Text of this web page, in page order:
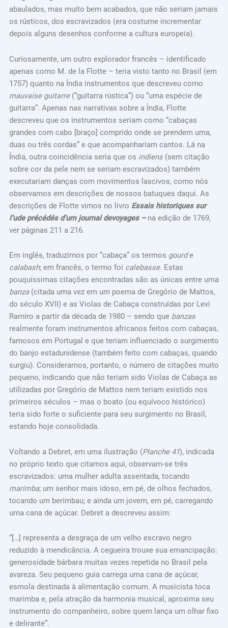
abaulados, mas muito bem acabados, que não seriam jamais
os rústicos, dos escravizados (era costume incrementar
depois alguns desenhos conforme a cultura europeia).
Curiosamente, um outro explorador francês – identificado
apenas como M. de la Flotte – teria visto tanto no Brasil (em
1757) quanto na Índia instrumentos que descreveu como
mauvaise guitarre (“guitarra rústica”) ou “uma espécie de
guitarra”. Apenas nas narrativas sobre a Ìndia, Flotte
descreveu que os instrumentos seriam como “cabaças
grandes com cabo [braço] comprido onde se prendem uma,
duas ou três cordas” e que acompanhariam cantos. Lá na
Índia, outra coincidência seria que os indiens(sem citação
sobre cor da pele nem se seriam escravizados) também
executariam danças com movimentos lascivos, como nós
observamos em descrições de nossos batuques daqui. As
descrições de Flotte vimos no livro Essais historiques sur
l’ude précédés d’um journal devoyages –na edição de 1769,
ver páginas 211 a 216.
Em inglês, traduzimos por “cabaça” os termos gourde
calabash; em francês, o termo foi calebasse. Estas
pouquíssimas citações encontradas são as únicas entre uma
banza(citada uma vez em um poema de Gregório de Mattos,
do século XVII) e as Violas de Cabaça construídas por Levi
Ramiro a partir da década de 1980 – sendo que banzas
realmente foram instrumentos africanos feitos com cabaças,
famosos em Portugal e que teriam influenciado o surgimento
do banjo estadunidense (também feito com cabaças, quando
surgiu). Consideramos, portanto, o número de citações muito
pequeno, indicando que não teriam sido Violas de Cabaça as
utilizadas por Gregório de Mattos nem teriam existido nos
primeiros séculos – mas o boato (ou equívoco histórico)
teria sido forte o suficiente para seu surgimento no Brasil,
estando hoje consolidada.
Voltando a Debret, em uma ilustração (Planche 41), indicada
no próprio texto que citamos aqui, observam-se três
escravizados: uma mulher adulta assentada, tocando
marimba; um senhor mais idoso, em pé, de olhos fechados,
tocando um berimbau; e ainda um jovem, em pé, carregando
uma cana de açúcar. Debret a descreveu assim:
“[…] representa a desgraça de um velho escravo negro
reduzido à mendicância. A cegueira trouxe sua emancipação:
generosidade bárbara muitas vezes repetida no Brasil pela
avareza. Seu pequeno guia carrega uma cana de açúcar,
esmola destinada à alimentação comum. A musicista toca
marimba e, pela atração da harmonia musical, aproxima seu
instrumento do companheiro, sobre quem lança um olhar fixo
e delirante”.